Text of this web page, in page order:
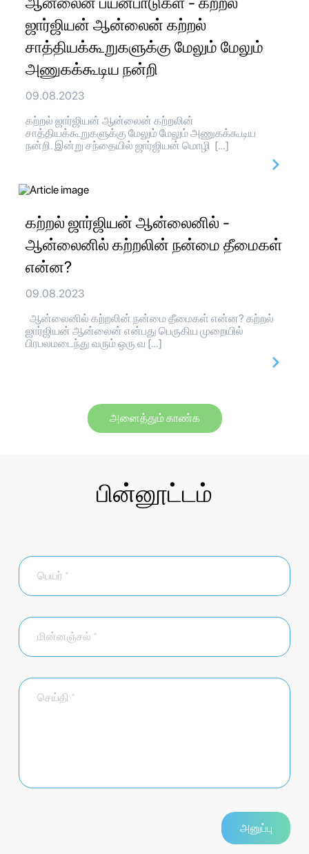
ஜார்ஜியன் ஆன்லைன் கற்றல்
சாத்தியக்கூறுகளுக்கு மேலும் மேலும்
அணுகக்கூடிய நன்றி
09.08.2023
கற்றல் ஜார்ஜியன் ஆன்லைன் கற்றலின்
சாத்தியக்கூறுகளுக்கு மேலும் மேலும் அணுகக்கூடிய
நன்றி. இன்று சந்தையில் ஜார்ஜியன் மொழி […]
கற்றல் ஜார்ஜியன் ஆன்லைனில் -
ஆன்லைனில் கற்றலின் நன்மை தீமைகள்
என்ன?
09.08.2023
ஆன்லைனில் கற்றலின் நன்மை தீமைகள் என்ன? கற்றல்
ஜார்ஜியன் ஆன்லைன் என்பது பெருகிய முறையில்
பிரபலமடைந்து வரும் ஒரு வ […]
அனைத்தும் காண்க
பின்னூட்டம்